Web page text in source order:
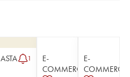
ASTA 1
E-
COMMERCE
E-
COMMERCE